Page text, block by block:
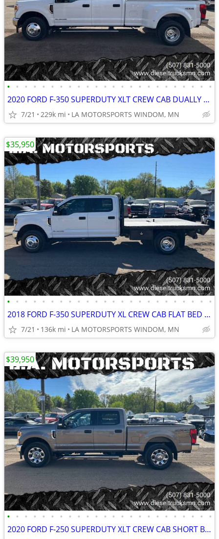
• • • • • • • • • • • • • • • • • • • • • • • •
2020 FORD F-350 SUPERDUTY XLT CREW CAB DUALLY 6.7L POWERSTROKE 4X4
7/21 229k mi LA MOTORSPORTS WINDOM, MN
• • • • • • • • • • • • • • • • • • • • • • • •
2018 FORD F-350 SUPERDUTY XL CREW CAB FLAT BED 5TH WHEEL 6.7L 135K
7/21 136k mi LA MOTORSPORTS WINDOM, MN
$35,950
• • • • • • • • • • • • • • • • • • • • • • • •
2020 FORD F-250 SUPERDUTY XLT CREW CAB SHORT BOX 6.7L POWERSTROKE 140K
$39,950